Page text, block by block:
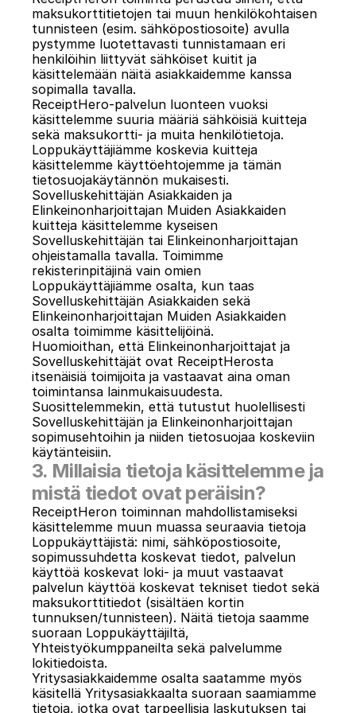
maksukorttitietojen tai muun henkilökohtaisen
tunnisteen (esim. sähköpostiosoite) avulla
pystymme luotettavasti tunnistamaan eri
henkilöihin liittyvät sähköiset kuitit ja
käsittelemään näitä asiakkaidemme kanssa
sopimalla tavalla.
ReceiptHero-palvelun luonteen vuoksi
käsittelemme suuria määriä sähköisiä kuitteja
sekä maksukortti- ja muita henkilötietoja.
Loppukäyttäjiämme koskevia kuitteja
käsittelemme käyttöehtojemme ja tämän
tietosuojakäytännön mukaisesti.
Sovelluskehittäjän Asiakkaiden ja
Elinkeinonharjoittajan Muiden Asiakkaiden
kuitteja käsittelemme kyseisen
Sovelluskehittäjän tai Elinkeinonharjoittajan
ohjeistamalla tavalla. Toimimme
rekisterinpitäjinä vain omien
Loppukäyttäjiämme osalta, kun taas
Sovelluskehittäjän Asiakkaiden sekä
Elinkeinonharjoittajan Muiden Asiakkaiden
osalta toimimme käsittelijöinä.
Huomioithan, että Elinkeinonharjoittajat ja
Sovelluskehittäjät ovat ReceiptHerosta
itsenäisiä toimijoita ja vastaavat aina oman
toimintansa lainmukaisuudesta.
Suosittelemmekin, että tutustut huolellisesti
Sovelluskehittäjän ja Elinkeinonharjoittajan
sopimusehtoihin ja niiden tietosuojaa koskeviin
käytänteisiin.
3. Millaisia tietoja käsittelemme ja
mistä tiedot ovat peräisin?
ReceiptHeron toiminnan mahdollistamiseksi
käsittelemme muun muassa seuraavia tietoja
Loppukäyttäjistä: nimi, sähköpostiosoite,
sopimussuhdetta koskevat tiedot, palvelun
käyttöä koskevat loki- ja muut vastaavat
palvelun käyttöä koskevat tekniset tiedot sekä
maksukorttitiedot (sisältäen kortin
tunnuksen/tunnisteen). Näitä tietoja saamme
suoraan Loppukäyttäjiltä,
Yhteistyökumppaneilta sekä palvelumme
lokitiedoista.
Yritysasiakkaidemme osalta saatamme myös
käsitellä Yritysasiakkaalta suoraan saamiamme
tietoja, jotka ovat tarpeellisia laskutuksen tai